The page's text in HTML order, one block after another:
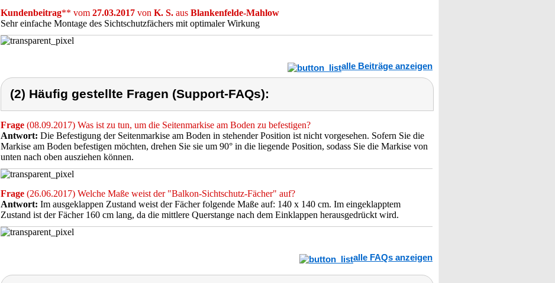
Kundenbeitrag** vom 27.03.2017 von K. S. aus Blankenfelde-Mahlow
Sehr einfache Montage des Sichtschutzfächers mit optimaler Wirkung
alle Beiträge anzeigen
(2) Häufig gestellte Fragen (Support-FAQs):
Frage (08.09.2017) Was ist zu tun, um die Seitenmarkise am Boden zu befestigen?
Antwort: Die Befestigung der Seitenmarkise am Boden in stehender Position ist nicht vorgesehen. Sofern Sie die
Markise am Boden befestigen möchten, drehen Sie sie um 90° in die liegende Position, sodass Sie die Markise von
unten nach oben ausziehen können.
Frage (26.06.2017) Welche Maße weist der "Balkon-Sichtschutz-Fächer" auf?
Antwort: Im ausgeklappen Zustand weist der Fächer folgende Maße auf: 140 x 140 cm. Im eingeklapptem
Zustand ist der Fächer 160 cm lang, da die mittlere Querstange nach dem Einklappen herausgedrückt wird.
alle FAQs anzeigen